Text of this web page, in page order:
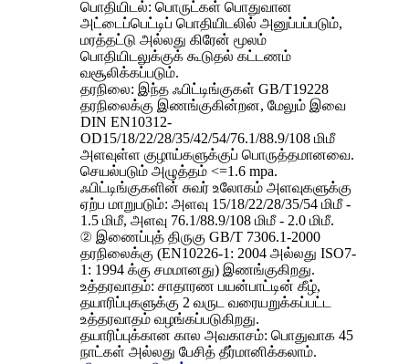
பொதியிடல்: பொருட்கள் பொதுவான
அட்டைப்பெட்டிப் பொதியிடலில் அனுப்பப்படும்,
மரத்தட்டு அல்லது கிரேன் மூலம்
பொதியிடலுக்குக் கூடுதல் கட்டணம்
வசூலிக்கப்படும்.
தரநிலை: இந்த ஃபிட்டிங்குகள் GB/T19228
தரநிலைக்கு இணங்குகின்றன, மேலும் இவை
DIN EN10312-
OD15/18/22/28/35/42/54/76.1/88.9/108 மிமீ
அளவுள்ள குழாய்களுக்குப் பொருத்தமானவை.
செயல்படும் அழுத்தம் <=1.6 mpa.
ஃபிட்டிங்குகளின் சுவர் உலோகம் அளவுகளுக்கு
ஏற்ப மாறுபடும்: அளவு 15/18/22/28/35/54 மிமீ -
1.5 மிமீ, அளவு 76.1/88.9/108 மிமீ - 2.0 மிமீ.
② இணைப்புத் திருகு GB/T 7306.1-2000
தரநிலைக்கு (EN10226-1: 2004 அல்லது ISO7-
1: 1994 க்கு சமமானது) இணங்குகிறது.
உத்தரவாதம்: சாதாரண பயன்பாட்டின் கீழ்,
தயாரிப்புகளுக்கு 2 வருட வரையறுக்கப்பட்ட
உத்தரவாதம் வழங்கப்படுகிறது.
தயாரிப்புக்கான கால அவகாசம்: பொதுவாக 45
நாட்கள் அல்லது பேசித் தீர்மானிக்கலாம்.